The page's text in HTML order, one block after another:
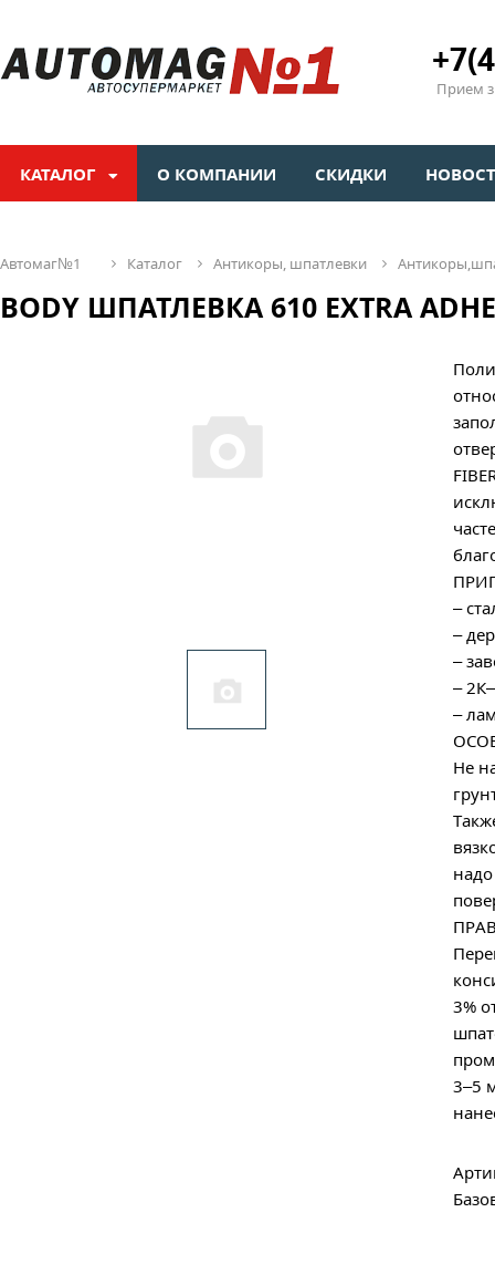
Прием
КАТАЛОГ О КОМПАНИИ СКИДКИ
автомаг№1 каталог антикоры, шпатлевки
BODY ШПАТЛЕВКА 610 EXTRA
–
–
–
–
–
Не
3%
3–5